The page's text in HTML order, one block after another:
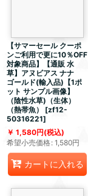
【サマーセール クーポ
ンご利用で更に10％OFF
対象商品】【通販 水
草】アヌビアス ナナ
ゴールド(輸入品)【1ポ
ット サンプル画像】
（陰性水草)（生体）
（熱帯魚）
[zf12-
50316221]
1,580円(税込)
希望小売価格: 1,580円
カートに入れる